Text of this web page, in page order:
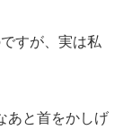
すが、実は私
あと首をかしげ